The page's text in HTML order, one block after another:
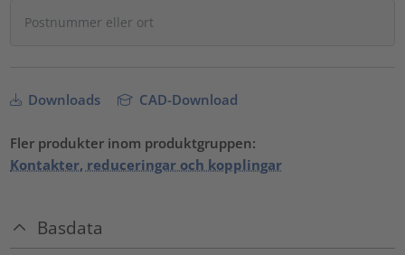
Downloads CAD-Download
Fler produkter inom produktgruppen:
Kontakter, reduceringar och kopplingar
Basdata